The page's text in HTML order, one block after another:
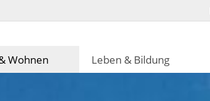
Wohnen Leben & Bildung